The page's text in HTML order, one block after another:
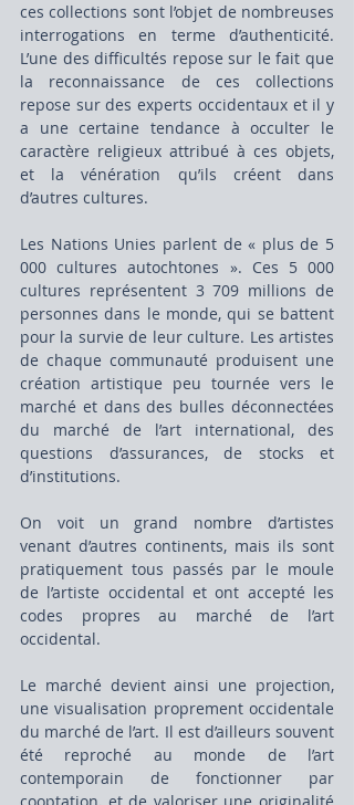
ces collections sont l’objet de nombreuses
interrogations en terme d’authenticité.
L’une des difficultés repose sur le fait que
la reconnaissance de ces collections
repose sur des experts occidentaux et il y
a une certaine tendance à occulter le
caractère religieux attribué à ces objets,
et la vénération qu’ils créent dans
d’autres cultures.
Les Nations Unies parlent de « plus de 5
000 cultures autochtones ». Ces 5 000
cultures représentent 3 709 millions de
personnes dans le monde, qui se battent
pour la survie de leur culture. Les artistes
de chaque communauté produisent une
création artistique peu tournée vers le
marché et dans des bulles déconnectées
du marché de l’art international, des
questions d’assurances, de stocks et
d’institutions.
On voit un grand nombre d’artistes
venant d’autres continents, mais ils sont
pratiquement tous passés par le moule
de l’artiste occidental et ont accepté les
codes propres au marché de l’art
occidental.
Le marché devient ainsi une projection,
une visualisation proprement occidentale
du marché de l’art. Il est d’ailleurs souvent
été reproché au monde de l’art
contemporain de fonctionner par